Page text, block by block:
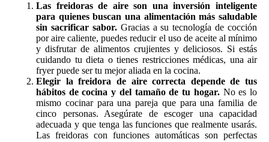
Las freidoras de aire son una inversión inteligente
para quienes buscan una alimentación más saludable
sin sacrificar sabor.Gracias a su tecnología de cocción
por aire caliente, puedes reducir el uso de aceite al mínimo
y disfrutar de alimentos crujientes y deliciosos. Si estás
cuidando tu dieta o tienes restricciones médicas, una air
fryer puede ser tu mejor aliada en la cocina.
Elegir la freidora de aire correcta depende de tus
hábitos de cocina y del tamaño de tu hogar.No es lo
mismo cocinar para una pareja que para una familia de
cinco personas. Asegúrate de escoger una capacidad
adecuada y que tenga las funciones que realmente usarás.
Las freidoras con funciones automáticas son perfectas